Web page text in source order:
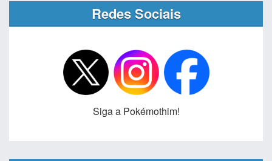
Redes Sociais
Siga a Pokémothim!